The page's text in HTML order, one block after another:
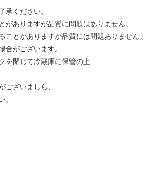
承ください。
がありますが品質に問題はありません。
とがありますが品質には問題ありません。
合がございます。
を閉じて冷蔵庫に保管の上
ございましら、
。